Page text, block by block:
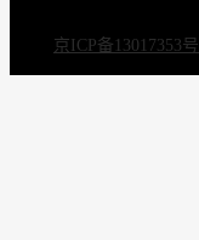
京ICP备13017353号